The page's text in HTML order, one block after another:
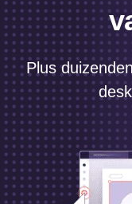
Plus